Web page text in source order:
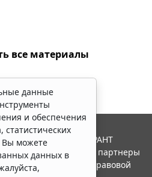
все материалы
данные
и обеспечения
статистических
Вы можете
данных в
2026. Система ГАРАНТ
"Гарант" и ее партнеры
ассоциации правовой